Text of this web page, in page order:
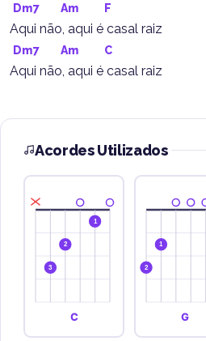
Dm7 Am F
Aqui não, aqui é casal raiz
Dm7 Am C
Aqui não, aqui é casal raiz
Acordes Utilizados
3
2
1
C
2
1
G